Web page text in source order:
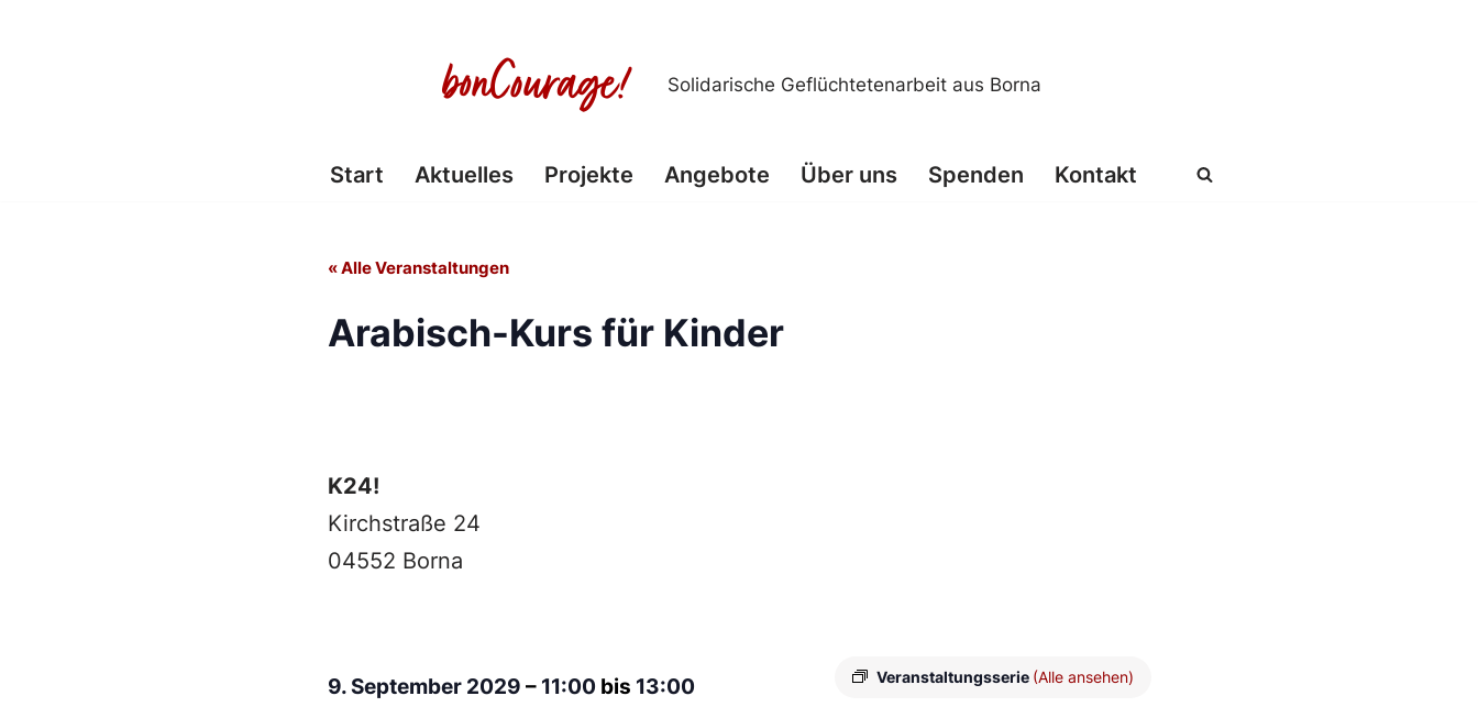
Solidarische Geflüchtetenarbeit aus Borna
Start Aktuelles Projekte Angebote Über uns Spenden Kontakt
« Alle Veranstaltungen
Arabisch-Kurs für Kinder
K24!
Kirchstraße 24
04552 Borna
Veranstaltungsserie (Alle ansehen)
9. September 2029 – 11:00 bis 13:00